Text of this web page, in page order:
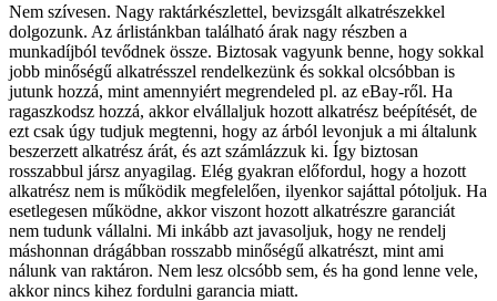
Nem szívesen. Nagy raktárkészlettel, bevizsgált alkatrészekkel
dolgozunk. Az árlistánkban található árak nagy részben a
munkadíjból tevődnek össze. Biztosak vagyunk benne, hogy sokkal
jobb minőségű alkatrésszel rendelkezünk és sokkal olcsóbban is
jutunk hozzá, mint amennyiért megrendeled pl. az eBay-ről. Ha
ragaszkodsz hozzá, akkor elvállaljuk hozott alkatrész beépítését, de
ezt csak úgy tudjuk megtenni, hogy az árból levonjuk a mi általunk
beszerzett alkatrész árát, és azt számlázzuk ki. Így biztosan
rosszabbul jársz anyagilag. Elég gyakran előfordul, hogy a hozott
alkatrész nem is működik megfelelően, ilyenkor sajáttal pótoljuk. Ha
esetlegesen működne, akkor viszont hozott alkatrészre garanciát
nem tudunk vállalni. Mi inkább azt javasoljuk, hogy ne rendelj
máshonnan drágábban rosszabb minőségű alkatrészt, mint ami
nálunk van raktáron. Nem lesz olcsóbb sem, és ha gond lenne vele,
akkor nincs kihez fordulni garancia miatt.